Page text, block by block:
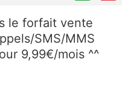
le forfait vente
SMS/MMS
9,99€/mois ^^